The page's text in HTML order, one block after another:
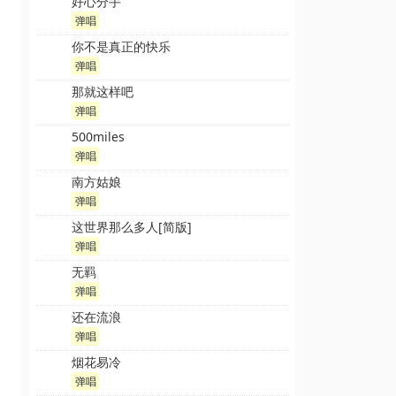
弹唱
你不是真正的快乐
弹唱
那就这样吧
弹唱
500miles
弹唱
南方姑娘
弹唱
这世界那么多人[简版]
弹唱
无羁
弹唱
还在流浪
弹唱
烟花易冷
弹唱